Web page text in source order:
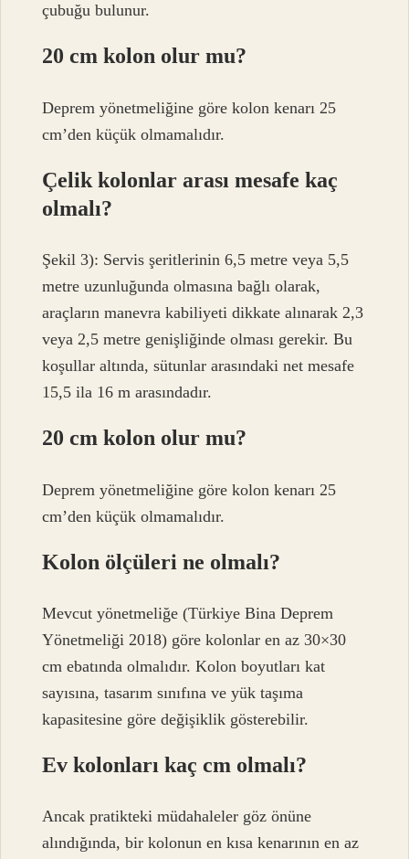
çubuğu bulunur.
20 cm kolon olur mu?
Deprem yönetmeliğine göre kolon kenarı 25
cm’den küçük olmamalıdır.
Çelik kolonlar arası mesafe kaç
olmalı?
Şekil 3): Servis şeritlerinin 6,5 metre veya 5,5
metre uzunluğunda olmasına bağlı olarak,
araçların manevra kabiliyeti dikkate alınarak 2,3
veya 2,5 metre genişliğinde olması gerekir. Bu
koşullar altında, sütunlar arasındaki net mesafe
15,5 ila 16 m arasındadır.
20 cm kolon olur mu?
Deprem yönetmeliğine göre kolon kenarı 25
cm’den küçük olmamalıdır.
Kolon ölçüleri ne olmalı?
Mevcut yönetmeliğe (Türkiye Bina Deprem
Yönetmeliği 2018) göre kolonlar en az 30×30
cm ebatında olmalıdır. Kolon boyutları kat
sayısına, tasarım sınıfına ve yük taşıma
kapasitesine göre değişiklik gösterebilir.
Ev kolonları kaç cm olmalı?
Ancak pratikteki müdahaleler göz önüne
alındığında, bir kolonun en kısa kenarının en az